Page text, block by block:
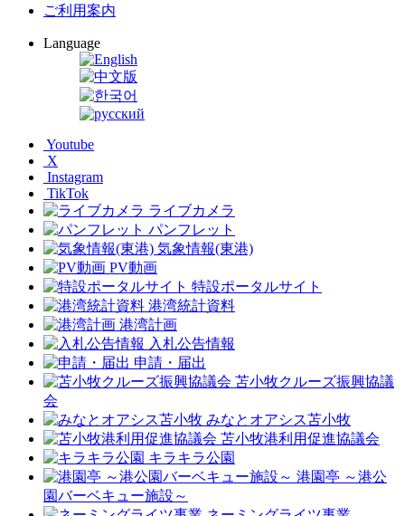
ご利用案内
Language
Youtube
X
Instagram
TikTok
ライブカメラ
パンフレット
気象情報(東港)
PV動画
特設ポータルサイト
港湾統計資料
港湾計画
入札公告情報
申請・届出
苫小牧クルーズ振興協議
会
みなとオアシス苫小牧
苫小牧港利用促進協議会
キラキラ公園
港園亭 ～港公
園バーベキュー施設～